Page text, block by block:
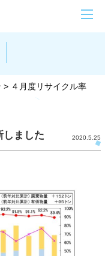
> ４月度リサイクル率
しました 2020.5.25